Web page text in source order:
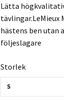
Lätta
tävlingar.LeMieux
hästens ben utan
följeslagare
Storlek
S